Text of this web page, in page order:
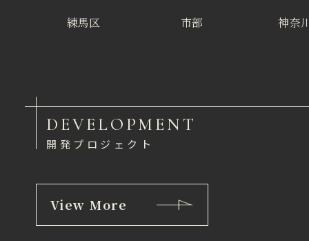
練馬区 市部 神奈
DEVELOPMENT
開発プロジェクト
View More